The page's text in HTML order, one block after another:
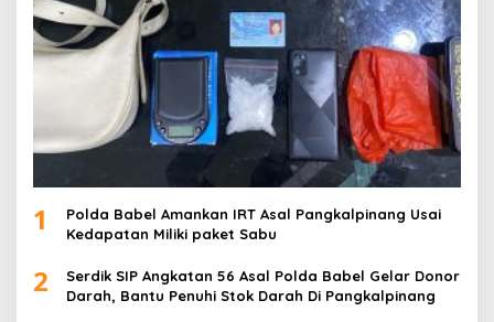
1
Polda Babel Amankan IRT Asal Pangkalpinang Usai
Kedapatan Miliki paket Sabu
2
Serdik SIP Angkatan 56 Asal Polda Babel Gelar Donor
Darah, Bantu Penuhi Stok Darah Di Pangkalpinang